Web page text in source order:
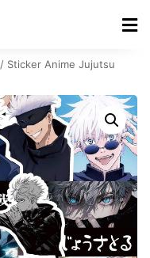
/ Sticker Anime Jujutsu